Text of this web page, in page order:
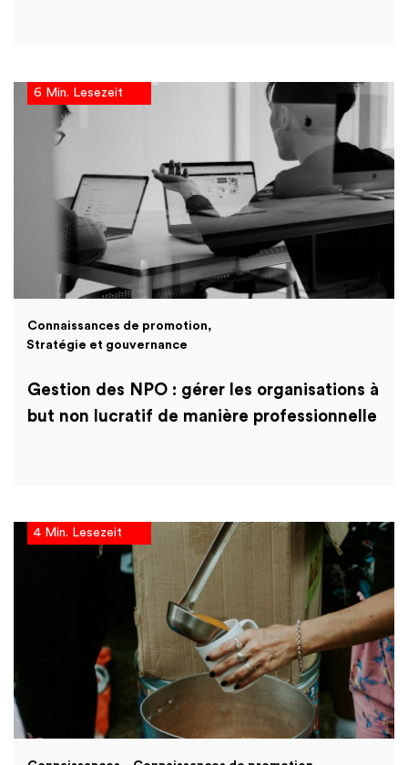
6 Min. Lesezeit
Connaissances de promotion
Stratégie et gouvernance
Gestion des NPO : gérer les organisations à
but non lucratif de manière professionnelle
4 Min. Lesezeit